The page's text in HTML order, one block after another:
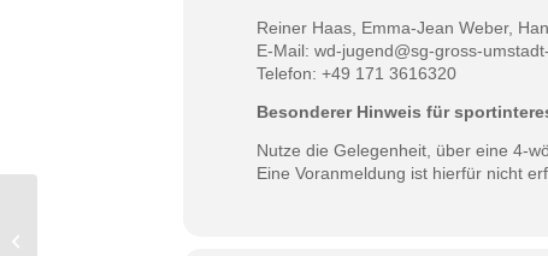
Reiner Haas, Emma-Jean Weber,
E-Mail: wd-jugend@sg-gross-
Telefon: +49 171 3616320
Besonderer Hinweis für
Nutze die Gelegenheit, über eine 4-
Eine Voranmeldung ist hierfür nicht